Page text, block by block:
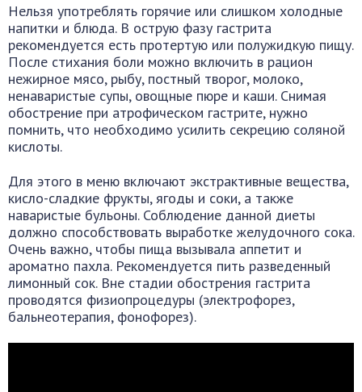
Нельзя употреблять горячие или слишком холодные
напитки и блюда. В острую фазу гастрита
рекомендуется есть протертую или полужидкую пищу.
После стихания боли можно включить в рацион
нежирное мясо, рыбу, постный творог, молоко,
ненаваристые супы, овощные пюре и каши. Снимая
обострение при атрофическом гастрите, нужно
помнить, что необходимо усилить секрецию соляной
кислоты.
Для этого в меню включают экстрактивные вещества,
кисло-сладкие фрукты, ягоды и соки, а также
наваристые бульоны. Соблюдение данной диеты
должно способствовать выработке желудочного сока.
Очень важно, чтобы пища вызывала аппетит и
ароматно пахла. Рекомендуется пить разведенный
лимонный сок. Вне стадии обострения гастрита
проводятся физиопроцедуры (электрофорез,
бальнеотерапия, фонофорез).